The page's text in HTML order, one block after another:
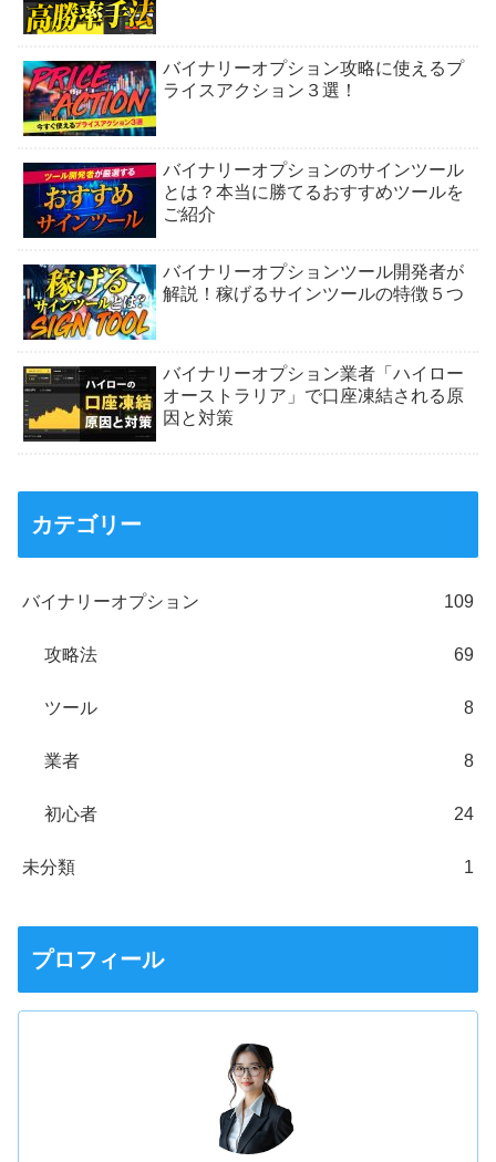
バイナリーオプション攻略に使えるプ
ライスアクション３選！
バイナリーオプションのサインツール
とは？本当に勝てるおすすめツールを
ご紹介
バイナリーオプションツール開発者が
解説！稼げるサインツールの特徴５つ
バイナリーオプション業者「ハイロー
オーストラリア」で口座凍結される原
因と対策
カテゴリー
バイナリーオプション 109
攻略法 69
ツール 8
業者 8
初心者 24
未分類 1
プロフィール